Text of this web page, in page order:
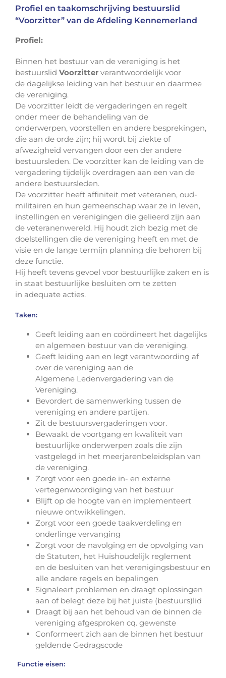
Profiel en taakomschrijving bestuurslid
“Voorzitter” van de Afdeling Kennemerland
Profiel:
Binnen het bestuur van de vereniging is het
bestuurslid Voorzitter verantwoordelijk voor
de dagelijkse leiding van het bestuur en daarmee
de vereniging.
De voorzitter leidt de vergaderingen en regelt
onder meer de behandeling van de
onderwerpen, voorstellen en andere besprekingen,
die aan de orde zijn; hij wordt bij ziekte of
afwezigheid vervangen door een der andere
bestuursleden. De voorzitter kan de leiding van de
vergadering tijdelijk overdragen aan een van de
andere bestuursleden.
De voorzitter heeft affiniteit met veteranen, oud-
militairen en hun gemeenschap waar ze in leven,
instellingen en verenigingen die gelieerd zijn aan
de veteranenwereld. Hij houdt zich bezig met de
doelstellingen die de vereniging heeft en met de
visie en de lange termijn planning die behoren bij
deze functie.
Hij heeft tevens gevoel voor bestuurlijke zaken en is
in staat bestuurlijke besluiten om te zetten
in adequate acties.
Taken:
Geeft leiding aan en coördineert het dagelijks
en algemeen bestuur van de vereniging.
Geeft leiding aan en legt verantwoording af
over de vereniging aan de
Algemene Ledenvergadering van de
Vereniging.
Bevordert de samenwerking tussen de
vereniging en andere partijen.
Zit de bestuursvergaderingen voor.
Bewaakt de voortgang en kwaliteit van
bestuurlijke onderwerpen zoals die zijn
vastgelegd in het meerjarenbeleidsplan van
de vereniging.
Zorgt voor een goede in- en externe
vertegenwoordiging van het bestuur
Blijft op de hoogte van en implementeert
nieuwe ontwikkelingen.
Zorgt voor een goede taakverdeling en
onderlinge vervanging
Zorgt voor de navolging en de opvolging van
de Statuten, het Huishoudelijk reglement
en de besluiten van het verenigingsbestuur en
alle andere regels en bepalingen
Signaleert problemen en draagt oplossingen
aan of belegt deze bij het juiste (bestuurs)lid
Draagt bij aan het behoud van de binnen de
vereniging afgesproken cq. gewenste
Conformeert zich aan de binnen het bestuur
geldende Gedragscode
Functie eisen: